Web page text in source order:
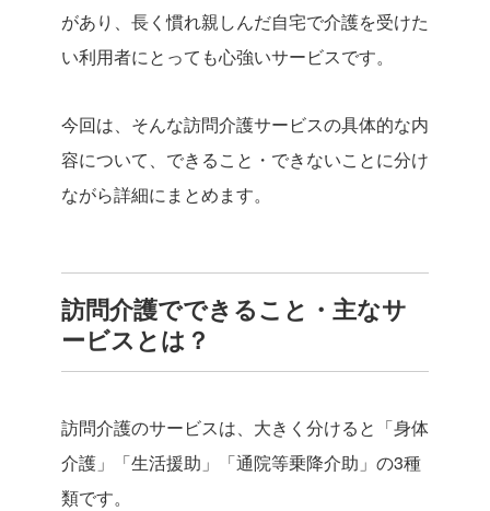
があり、長く慣れ親しんだ自宅で介護を受けた
い利用者にとっても心強いサービスです。
今回は、そんな訪問介護サービスの具体的な内
容について、できること・できないことに分け
ながら詳細にまとめます。
訪問介護でできること・主なサ
ービスとは？
訪問介護のサービスは、大きく分けると「身体
介護」「生活援助」「通院等乗降介助」の3種
類です。